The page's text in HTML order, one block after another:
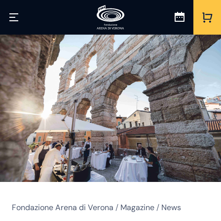
Fondazione Arena di Verona / Magazine / News